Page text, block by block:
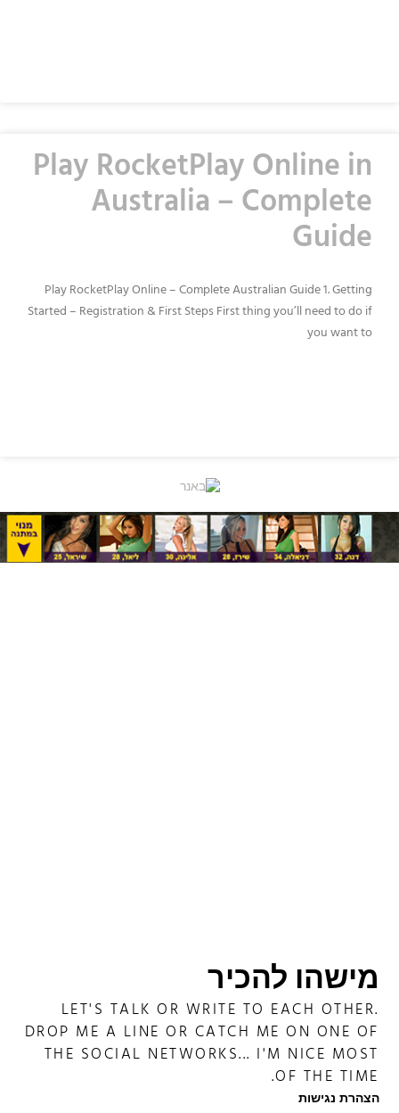
Play RocketPlay Online in
Australia – Complete
Guide
Play RocketPlay Online – Complete Australian Guide 1. Getting
Started – Registration & First Steps First thing you’ll need to do if
you want to
מישהו להכיר
LET'S TALK OR WRITE TO EACH OTHER.
DROP ME A LINE OR CATCH ME ON ONE OF
THE SOCIAL NETWORKS... I'M NICE MOST
OF THE TIME.
הצהרת נגישות